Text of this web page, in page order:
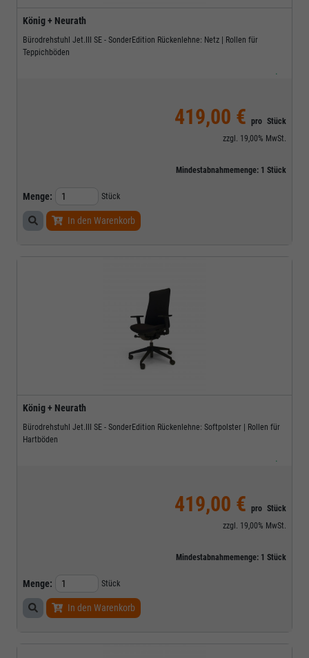
König + Neurath
Bürodrehstuhl Jet.III SE - SonderEdition Rückenlehne: Netz | Rollen für
Teppichböden
.
419,00 € pro Stück
zzgl. 19,00% MwSt.
Mindestabnahmemenge: 1 Stück
Menge: Stück
In den Warenkorb
König + Neurath
Bürodrehstuhl Jet.III SE - SonderEdition Rückenlehne: Softpolster | Rollen für
Hartböden
.
419,00 € pro Stück
zzgl. 19,00% MwSt.
Mindestabnahmemenge: 1 Stück
Menge: Stück
In den Warenkorb